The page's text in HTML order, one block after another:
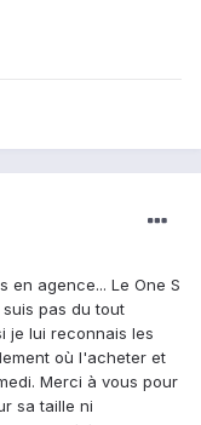
en agence... Le One S
pas du tout
je lui reconnais les
où l'acheter et
Merci à vous pour
sa taille ni